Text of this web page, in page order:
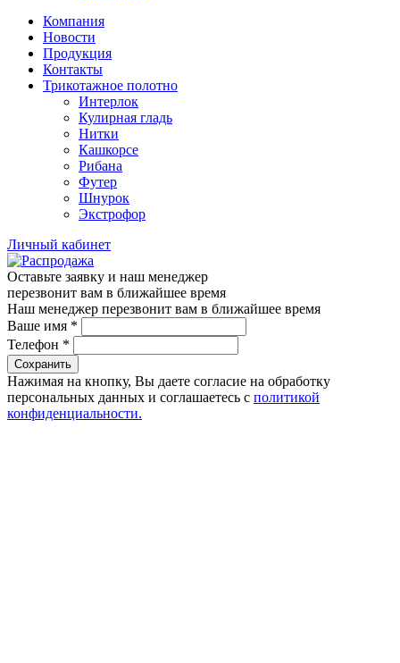
Компания
Новости
Продукция
Контакты
Трикотажное полотно
Интерлок
Кулирная гладь
Нитки
Кашкорсе
Рибана
Футер
Шнурок
Экстрофор
Личный кабинет
Оставьте заявку и наш менеджер
перезвонит вам в ближайшее время
Наш менеджер перезвонит вам в ближайшее время
Ваше имя *
Телефон *
Сохранить
Нажимая на кнопку, Вы даете согласие на обработку
персональных данных и соглашаетесь с политикой
конфиденциальности.